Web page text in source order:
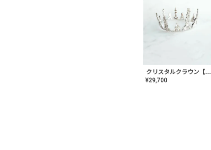
クリスタルクラウン【MA-COHD-01】韓国風クラウン/ウェディングクラウン/ティアラ
¥29,700